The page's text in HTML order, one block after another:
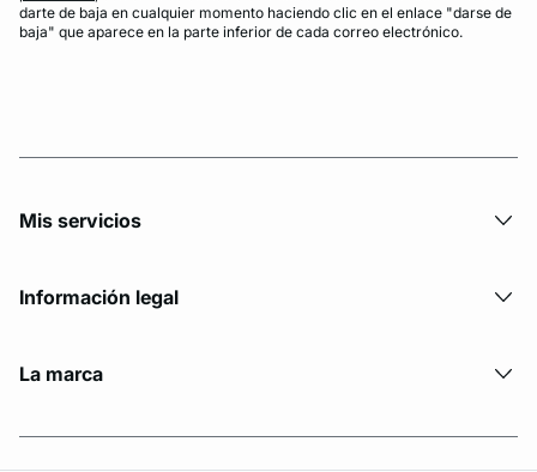
darte de baja en cualquier momento haciendo clic en el enlace "darse de
baja" que aparece en la parte inferior de cada correo electrónico.
Mis servicios
Información legal
La marca